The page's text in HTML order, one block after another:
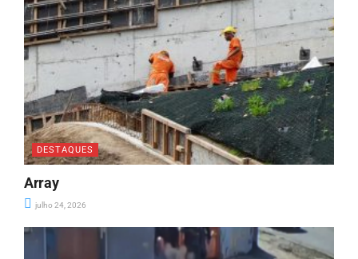
DESTAQUES
Array
julho 24, 2026